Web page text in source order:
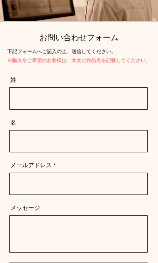
お問い合わせフォーム
​下記フォームへご記入の上、送信してください。
※購入をご希望のお客様は、本文に作品名を記載してください。
姓
名
メールアドレス
メッセージ